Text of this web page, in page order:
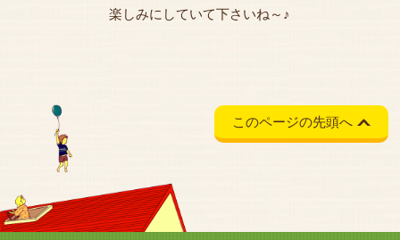
楽しみにしていて下さいね～♪
このページの先頭へ